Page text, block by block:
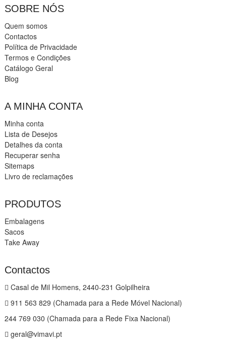
SOBRE NÓS
Quem somos
Contactos
Política de Privacidade
Termos e Condições
Catálogo Geral
Blog
A MINHA CONTA
Minha conta
Lista de Desejos
Detalhes da conta
Recuperar senha
Sitemaps
Livro de reclamações
PRODUTOS
Embalagens
Sacos
Take Away
Contactos
Casal de Mil Homens, 2440-231 Golpilheira
911 563 829 (Chamada para a Rede Móvel Nacional)
244 769 030 (Chamada para a Rede Fixa Nacional)
geral@vimavi.pt